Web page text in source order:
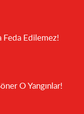
Feda Edilemez!
O Yangınlar!